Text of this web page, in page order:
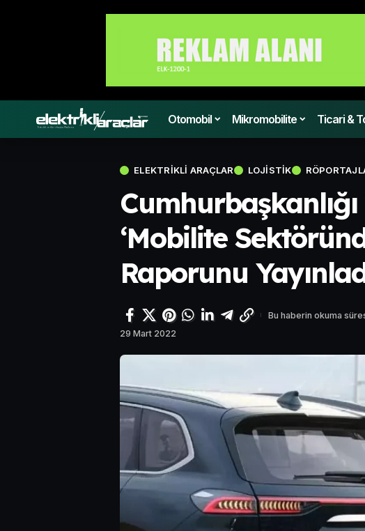
Otomobil Mikromobilite Ticari &
ELEKTRIKLI ARAÇLAR LOJISTIK
Cumhurbaşkanlığı
‘Mobilite
Raporunu
29 Mart 2022
Bu haberin okuma